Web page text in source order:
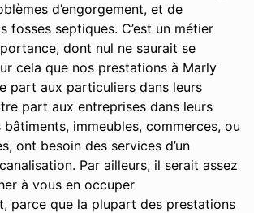
d’engorgement, et de
fosses septiques. C’est un métier
dont nul ne saurait se
cela que nos prestations à Marly
part aux particuliers dans leurs
part aux entreprises dans leurs
bâtiments, immeubles, commerces, ou
ont besoin des services d’un
Par ailleurs, il serait assez
à vous en occuper
parce que la plupart des prestations